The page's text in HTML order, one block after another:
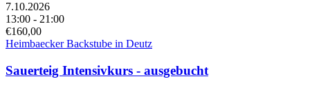
7.10.2026
13:00 - 21:00
€160,00
Heimbaecker Backstube in Deutz
Sauerteig Intensivkurs - ausgebucht